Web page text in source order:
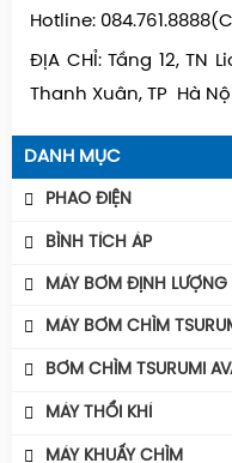
Hotline:
ĐỊA CHỈ: Tầng 12, TN
Thanh Xuân, TP Hà
DANH MỤC
PHAO ĐIỆN
Phao Báo Mức
Phao Điện Tecno- Italy
BÌNH TÍCH ÁP
Bình Tích Áp Aquafill
Bình Tích Áp VAREM
BÌNH GIÃN NỞ AQUAFILL
MÁY BƠM ĐỊNH LƯỢNG
MÁY BƠM CHÌM
MÁY BƠM TSURUMI
MÁY BƠM TSURUMI
BƠM CHÌM TSURUMI
Máy Bơm Tsurumi
Máy Bơm Tsurumi
MÁY THỔI KHÍ
Máy Thổi Khí Con Sò
MÁY KHUẤY CHÌM